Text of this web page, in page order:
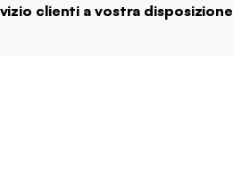
clienti a vostra disposizione